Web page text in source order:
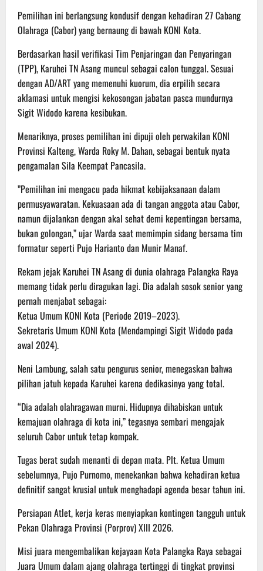
​Pemilihan ini berlangsung kondusif dengan kehadiran 27 Cabang
Olahraga (Cabor) yang bernaung di bawah KONI Kota.
Berdasarkan hasil verifikasi Tim Penjaringan dan Penyaringan
(TPP), Karuhei TN Asang muncul sebagai calon tunggal. Sesuai
dengan AD/ART yang memenuhi kuorum, dia erpilih secara
aklamasi untuk mengisi kekosongan jabatan pasca mundurnya
Sigit Widodo karena kesibukan.
​​Menariknya, proses pemilihan ini dipuji oleh perwakilan KONI
Provinsi Kalteng, Warda Roky M. Dahan, sebagai bentuk nyata
pengamalan Sila Keempat Pancasila.
​”Pemilihan ini mengacu pada hikmat kebijaksanaan dalam
permusyawaratan. Kekuasaan ada di tangan anggota atau Cabor,
namun dijalankan dengan akal sehat demi kepentingan bersama,
bukan golongan,” ujar Warda saat memimpin sidang bersama tim
formatur seperti Pujo Harianto dan Munir Manaf.
​Rekam jejak Karuhei TN Asang di dunia olahraga Palangka Raya
memang tidak perlu diragukan lagi. Dia adalah sosok senior yang
pernah menjabat sebagai:
​Ketua Umum KONI Kota (Periode 2019–2023).
​Sekretaris Umum KONI Kota (Mendampingi Sigit Widodo pada
awal 2024).
​Neni Lambung, salah satu pengurus senior, menegaskan bahwa
pilihan jatuh kepada Karuhei karena dedikasinya yang total.
“Dia adalah olahragawan murni. Hidupnya dihabiskan untuk
kemajuan olahraga di kota ini,” tegasnya sembari mengajak
seluruh Cabor untuk tetap kompak.
​Tugas berat sudah menanti di depan mata. Plt. Ketua Umum
sebelumnya, Pujo Purnomo, menekankan bahwa kehadiran ketua
definitif sangat krusial untuk menghadapi agenda besar tahun ini.
​​Persiapan Atlet, kerja keras menyiapkan kontingen tangguh untuk
Pekan Olahraga Provinsi (Porprov) XIII 2026.
​Misi juara mengembalikan kejayaan Kota Palangka Raya sebagai
Juara Umum dalam ajang olahraga tertinggi di tingkat provinsi